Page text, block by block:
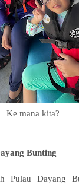
Ke mana kita?
Bunting
Pulau Dayang